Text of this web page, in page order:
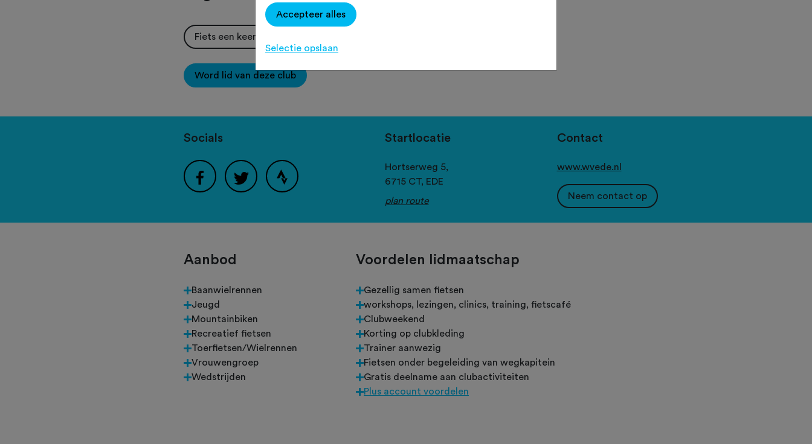
Fiets een keer mee
Word lid van deze club
Socials Startlocatie
Hortserweg 5,
6715 CT, EDE
plan route
Contact
www.wvede.nl
Neem contact op
Aanbod
Baanwielrennen
Jeugd
Mountainbiken
Recreatief fietsen
Toerfietsen/Wielrennen
Vrouwengroep
Wedstrijden
Voordelen lidmaatschap
Gezellig samen fietsen
workshops, lezingen, clinics, training, fietscafé
Clubweekend
Korting op clubkleding
Trainer aanwezig
Fietsen onder begeleiding van wegkapitein
Gratis deelname aan clubactiviteiten
Plus account voordelen
Accepteer alles
Selectie opslaan